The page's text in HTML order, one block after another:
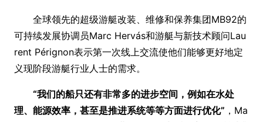
全球领先的超级游艇改装、维修和保养集团MB92的
可持续发展协调员Marc Hervás和游艇与新技术顾问Lau
rent Pérignon表示第一次线上交流使他们能够更好地定
义现阶段游艇行业人士的需求。
“我们的船只还有非常多的进步空间，例如在水处
理、能源效率，甚至是推进系统等等方面进行优化” ，Ma